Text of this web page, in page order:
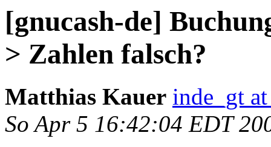
[gnucash-de]
> Zahlen falsch?
Matthias Kauer inde_gt
So Apr 5 16:42:04 EDT